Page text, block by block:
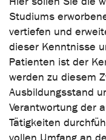
Studiums
vertiefen und
dieser Kenntnisse
Patienten ist der
werden zu diesem
Ausbildungsstand
Verantwortung der
Tätigkeiten